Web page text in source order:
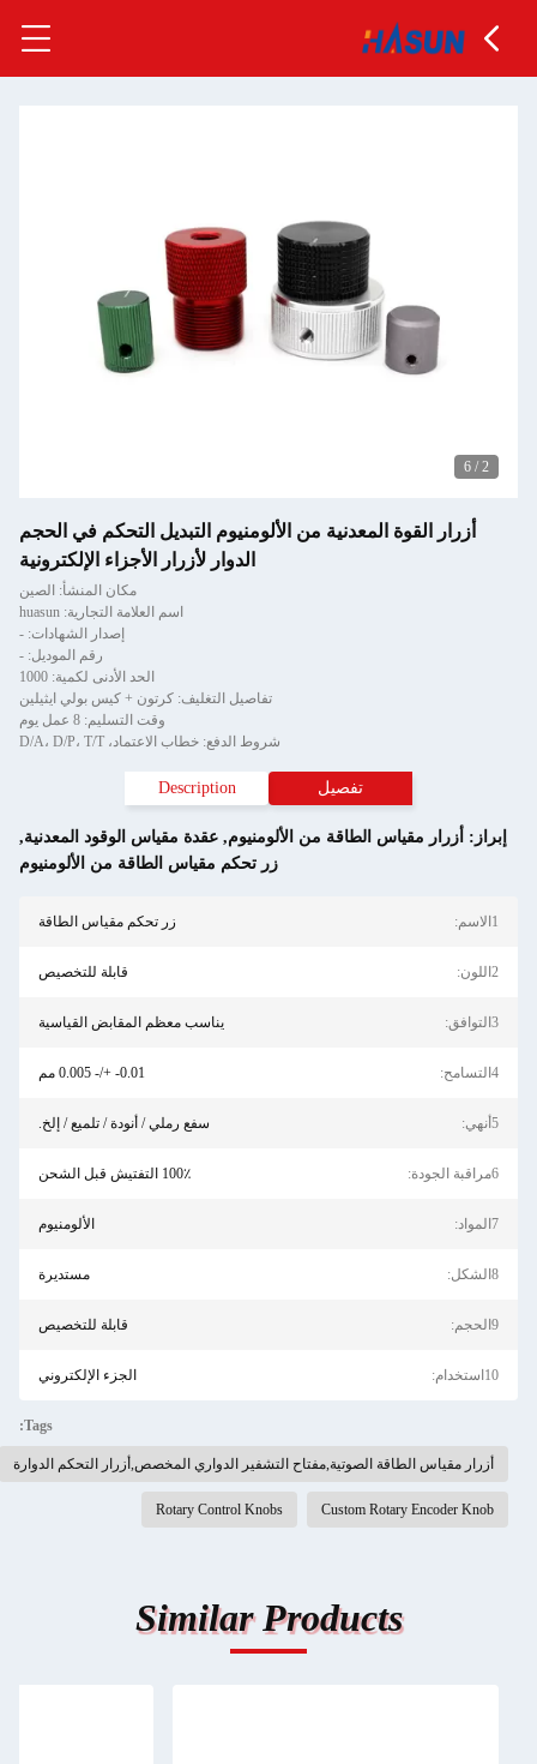
2
/
6
أزرار القوة المعدنية من الألومنيوم التبديل التحكم في الحجم
الدوار لأزرار الأجزاء الإلكترونية
مكان المنشأ: الصين
اسم العلامة التجارية: huasun
إصدار الشهادات: -
رقم الموديل: -
الحد الأدنى لكمية: 1000
تفاصيل التغليف: كرتون + كيس بولي ايثيلين
وقت التسليم: 8 عمل يوم
شروط الدفع: خطاب الاعتماد، D/A، D/P، T/T
تفصيل Description
إبراز: أزرار مقياس الطاقة من الألومنيوم, عقدة مقياس الوقود المعدنية,
زر تحكم مقياس الطاقة من الألومنيوم
1الاسم: زر تحكم مقياس الطاقة
2اللون: قابلة للتخصيص
3التوافق: يناسب معظم المقابض القياسية
4التسامح: 0.01- +/- 0.005 مم
5أنهي: سفع رملي / أنودة / تلميع / إلخ.
6مراقبة الجودة: 100٪ التفتيش قبل الشحن
7المواد: الألومنيوم
8الشكل: مستديرة
9الحجم: قابلة للتخصيص
10استخدام: الجزء الإلكتروني
Tags:
أزرار مقياس الطاقة الصوتية,مفتاح التشفير الدواري المخصص,أزرار التحكم الدوارة
Custom Rotary Encoder Knob
Rotary Control Knobs
Similar Products